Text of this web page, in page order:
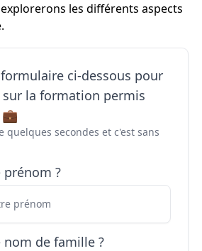
les différents aspects
ci-dessous pour
sur la formation permis
quelques secondes et c'est sans
?
de famille ?